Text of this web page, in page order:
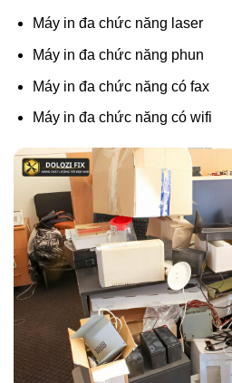
Máy in đa chức năng laser
Máy in đa chức năng phun
Máy in đa chức năng có fax
Máy in đa chức năng có wifi